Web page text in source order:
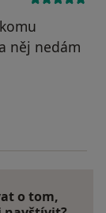
něj nedám
odstraněn
o tom,